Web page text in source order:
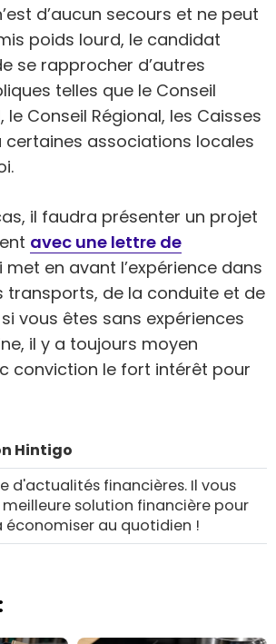
d’aucun secours et ne peut
poids lourd, le candidat
se rapprocher d’autres
telles que le Conseil
Conseil Régional, les Caisses
certaines associations locales
il faudra présenter un projet
avec une lettre de
met en avant l’expérience dans
transports, de la conduite et de
vous êtes sans expériences
il y a toujours moyen
conviction le fort intérêt pour
Hintigo
d'actualités financières. Il vous
solution financière pour
économiser au quotidien !